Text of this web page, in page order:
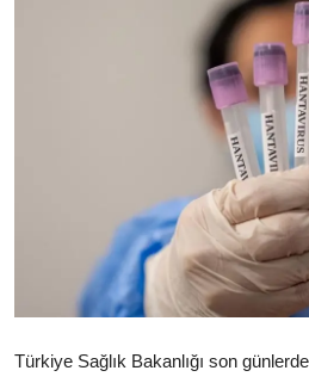
Türkçe Kurdi
Türkiye Sağlık Bakanlığı son